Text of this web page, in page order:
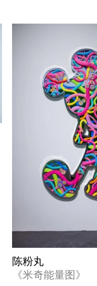
陈粉丸
《米奇能量图》